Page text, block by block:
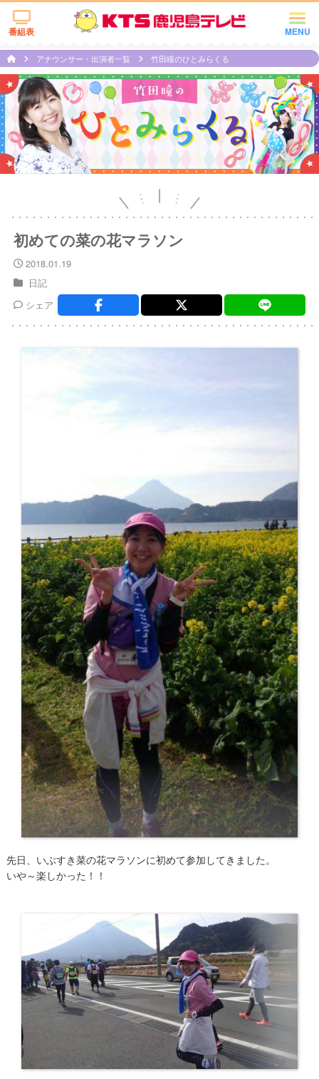
MENU
番組表
アナウンサー・出演者一覧 竹田瞳のひとみらくる
初めての菜の花マラソン
2018.01.19
日記
シェア
先日、いぶすき菜の花マラソンに初めて参加してきました。
いや～楽しかった！！